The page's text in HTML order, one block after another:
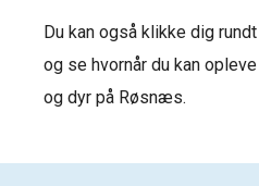
Du kan også klikke dig
og se hvornår du kan
og dyr på Røsnæs.